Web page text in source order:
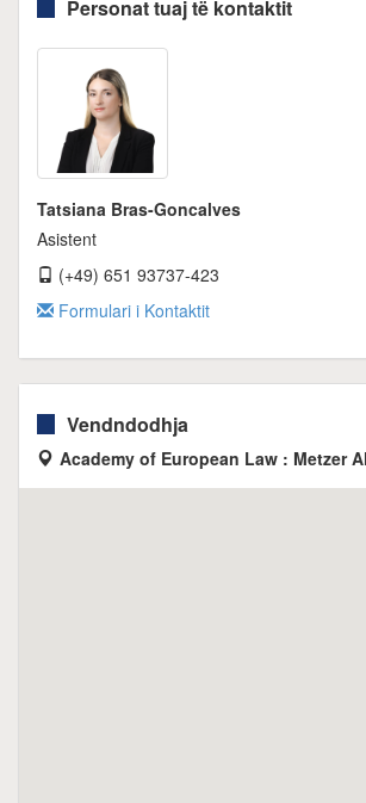
Personat tuaj të kontaktit
Tatsiana Bras-Goncalves
Asistent
(+49) 651 93737-423
Formulari i Kontaktit
Vendndodhja
Academy of European Law : Metzer